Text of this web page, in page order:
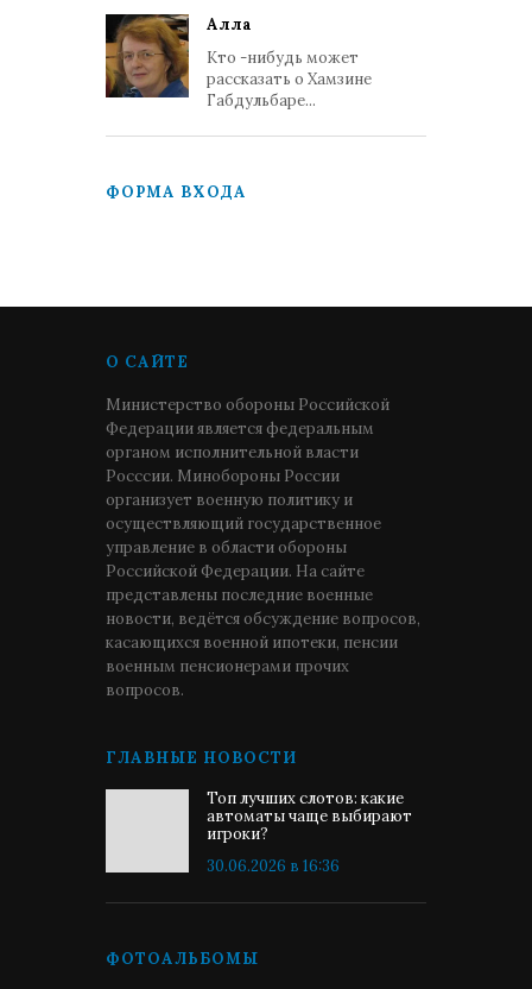
Алла
Кто -нибудь может
рассказать о Хамзине
Габдульбаре...
ФОРМА ВХОДА
О САЙТЕ
Министерство обороны Российской
Федерации является федеральным
органом исполнительной власти
Росссии. Минобороны России
организует военную политику и
осуществляющий государственное
управление в области обороны
Российской Федерации. На сайте
представлены последние военные
новости, ведётся обсуждение вопросов,
касающихся военной ипотеки, пенсии
военным пенсионерами прочих
вопросов.
ГЛАВНЫЕ НОВОСТИ
Топ лучших слотов: какие
автоматы чаще выбирают
игроки?
30.06.2026 в 16:36
ФОТОАЛЬБОМЫ